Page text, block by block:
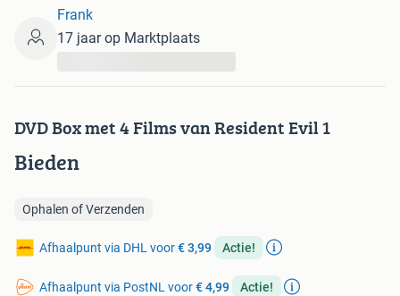
DVD Box met 4 Films van Resident Evil 1
Bieden
Ophalen of Verzenden
Afhaalpunt via DHL voor€ 3,99 Actie!
Afhaalpunt via PostNL voor€ 4,99 Actie!
Frank
17 jaar op Marktplaats